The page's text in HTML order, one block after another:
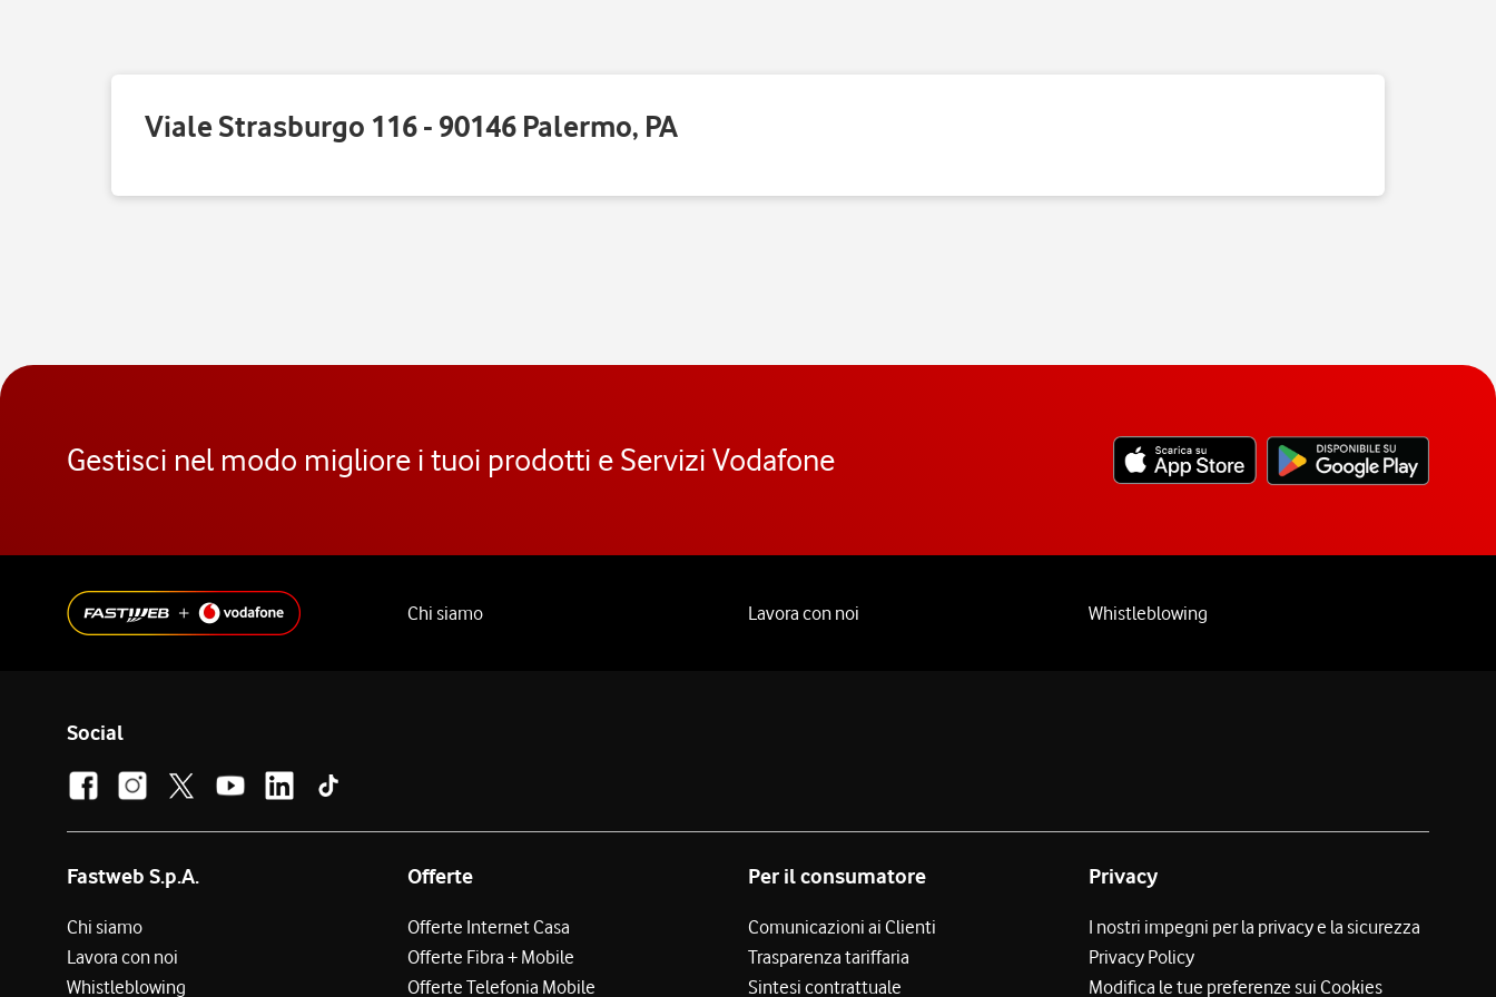
Viale Strasburgo 116 - 90146 Palermo, PA
Gestisci nel modo migliore i tuoi prodotti e Servizi Vodafone
Chi siamo Lavora con noi Whistleblowing
Social
Fastweb S.p.A.
Chi siamo
Lavora con noi
Whistleblowing
Offerte
Offerte Internet Casa
Offerte Fibra + Mobile
Offerte Telefonia Mobile
Per il consumatore
Comunicazioni ai Clienti
Trasparenza tariffaria
Sintesi contrattuale
Privacy
I nostri impegni per la privacy e la sicurezza
Privacy Policy
Modifica le tue preferenze sui Cookies